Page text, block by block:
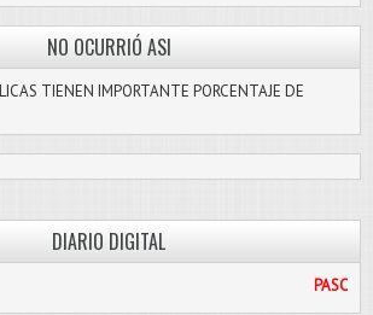
NO OCURRIÓ ASI
TIENEN IMPORTANTE PORCENTAJE DE
DIARIO DIGITAL